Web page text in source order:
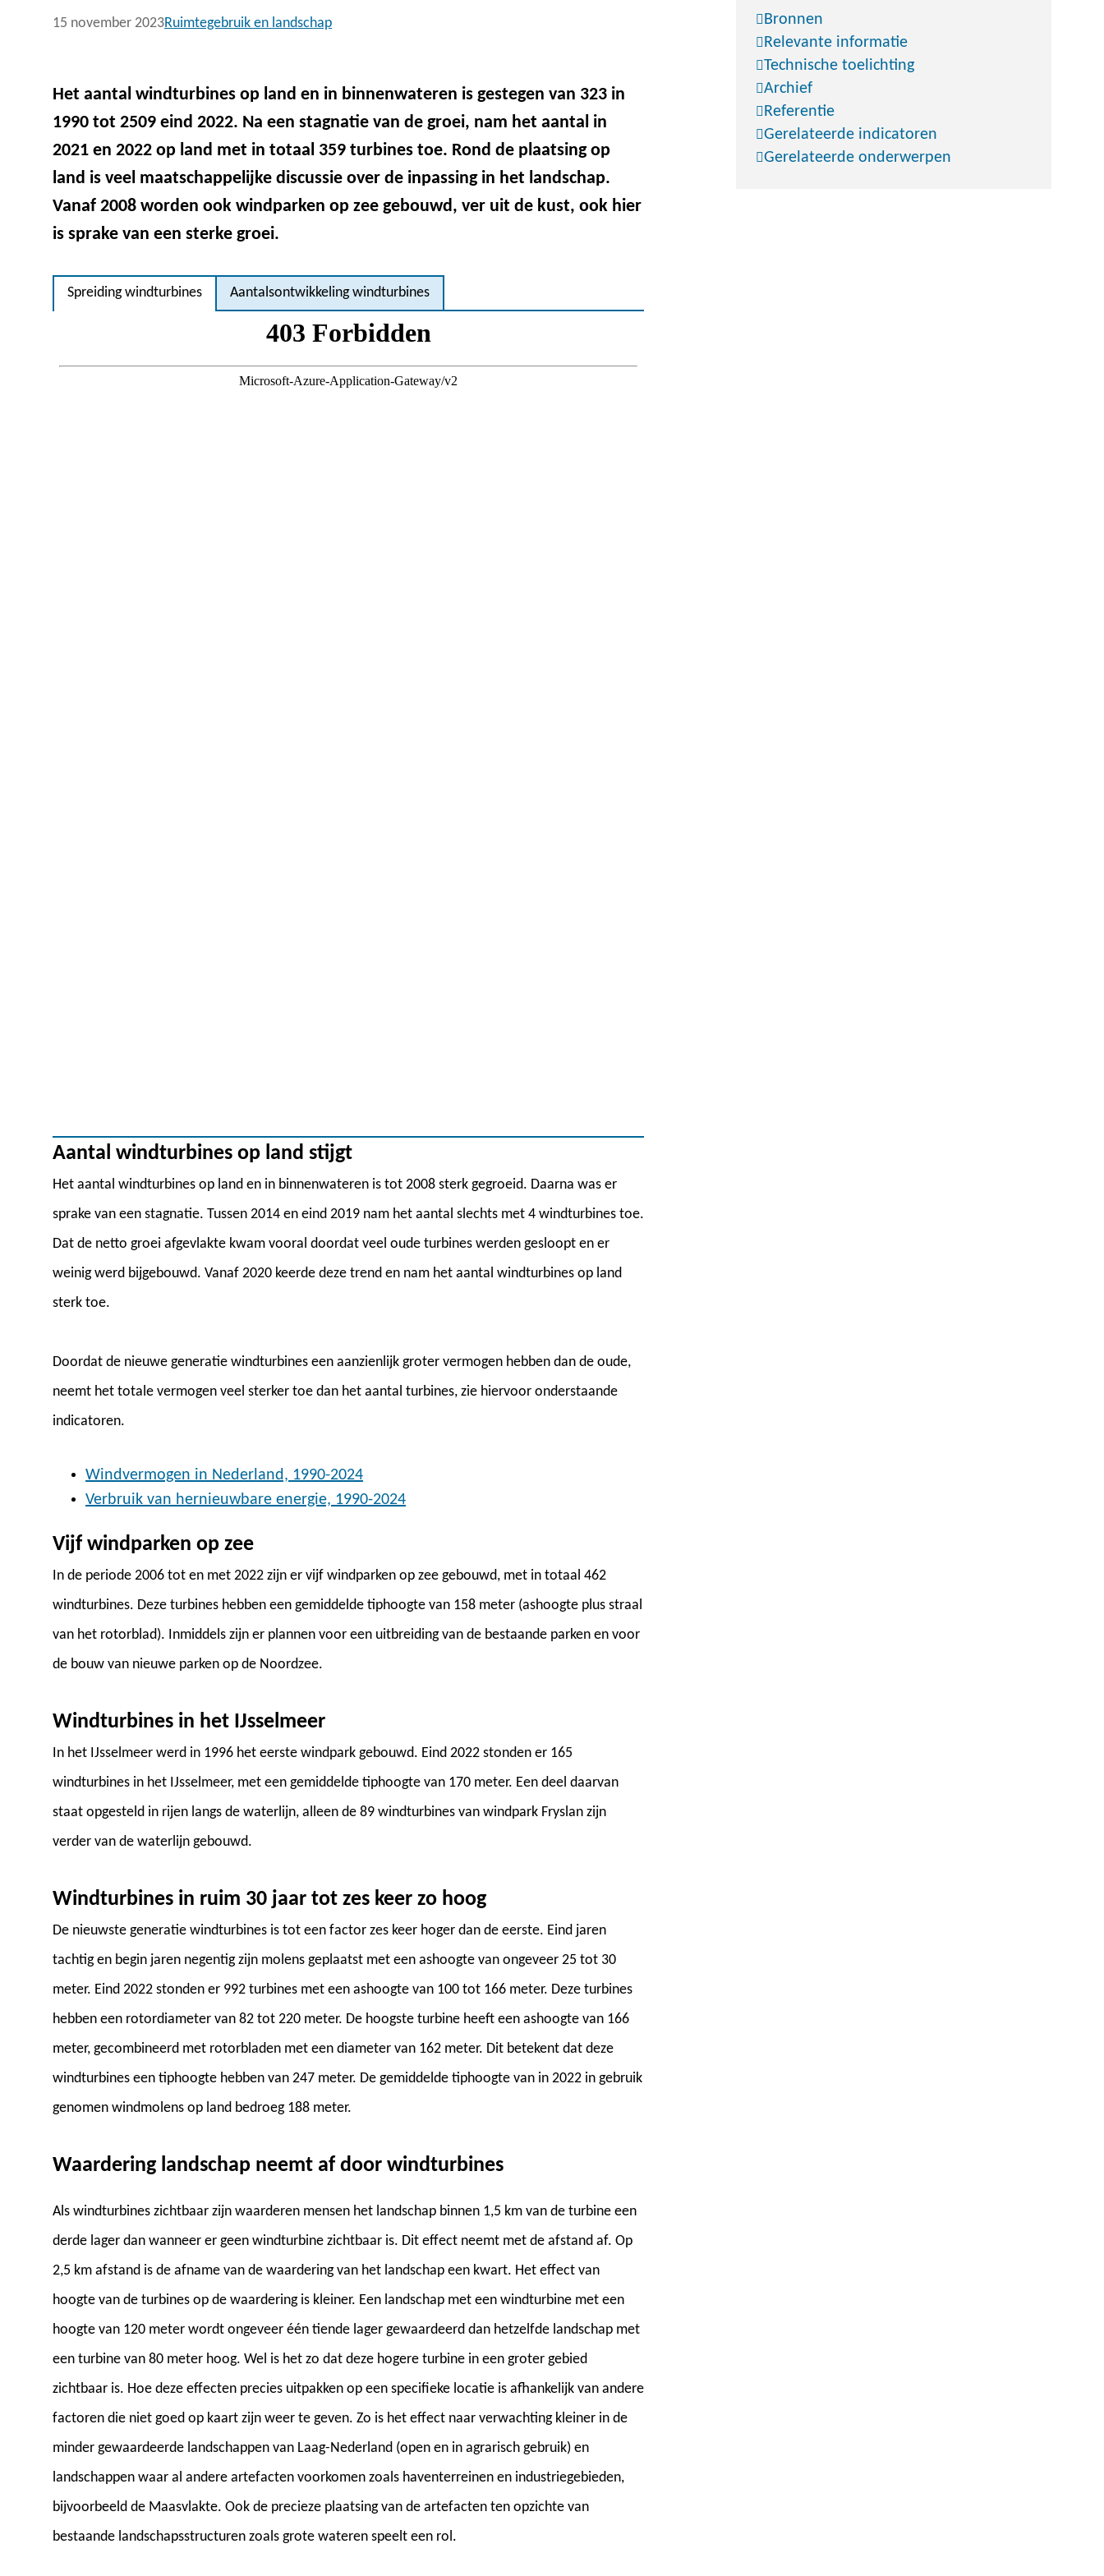
15 november 2023Ruimtegebruik en landschap
Bronnen
Relevante informatie
Technische toelichting
Archief
Referentie
Gerelateerde indicatoren
Gerelateerde onderwerpen
Het aantal windturbines op land en in binnenwateren is gestegen van 323 in
1990 tot 2509 eind 2022. Na een stagnatie van de groei, nam het aantal in
2021 en 2022 op land met in totaal 359 turbines toe. Rond de plaatsing op
land is veel maatschappelijke discussie over de inpassing in het landschap.
Vanaf 2008 worden ook windparken op zee gebouwd, ver uit de kust, ook hier
is sprake van een sterke groei.
Spreiding windturbines Aantalsontwikkeling windturbines
Aantal windturbines op land stijgt
Het aantal windturbines op land en in binnenwateren is tot 2008 sterk gegroeid. Daarna was er
sprake van een stagnatie. Tussen 2014 en eind 2019 nam het aantal slechts met 4 windturbines toe.
Dat de netto groei afgevlakte kwam vooral doordat veel oude turbines werden gesloopt en er
weinig werd bijgebouwd. Vanaf 2020 keerde deze trend en nam het aantal windturbines op land
sterk toe.
Doordat de nieuwe generatie windturbines een aanzienlijk groter vermogen hebben dan de oude,
neemt het totale vermogen veel sterker toe dan het aantal turbines, zie hiervoor onderstaande
indicatoren.
Windvermogen in Nederland, 1990-2024
Verbruik van hernieuwbare energie, 1990-2024
Vijf windparken op zee
In de periode 2006 tot en met 2022 zijn er vijf windparken op zee gebouwd, met in totaal 462
windturbines. Deze turbines hebben een gemiddelde tiphoogte van 158 meter (ashoogte plus straal
van het rotorblad). Inmiddels zijn er plannen voor een uitbreiding van de bestaande parken en voor
de bouw van nieuwe parken op de Noordzee.
Windturbines in het IJsselmeer
In het IJsselmeer werd in 1996 het eerste windpark gebouwd. Eind 2022 stonden er 165
windturbines in het IJsselmeer, met een gemiddelde tiphoogte van 170 meter. Een deel daarvan
staat opgesteld in rijen langs de waterlijn, alleen de 89 windturbines van windpark Fryslan zijn
verder van de waterlijn gebouwd.
Windturbines in ruim 30 jaar tot zes keer zo hoog
De nieuwste generatie windturbines is tot een factor zes keer hoger dan de eerste. Eind jaren
tachtig en begin jaren negentig zijn molens geplaatst met een ashoogte van ongeveer 25 tot 30
meter. Eind 2022 stonden er 992 turbines met een ashoogte van 100 tot 166 meter. Deze turbines
hebben een rotordiameter van 82 tot 220 meter. De hoogste turbine heeft een ashoogte van 166
meter, gecombineerd met rotorbladen met een diameter van 162 meter. Dit betekent dat deze
windturbines een tiphoogte hebben van 247 meter. De gemiddelde tiphoogte van in 2022 in gebruik
genomen windmolens op land bedroeg 188 meter.
Waardering landschap neemt af door windturbines
Als windturbines zichtbaar zijn waarderen mensen het landschap binnen 1,5 km van de turbine een
derde lager dan wanneer er geen windturbine zichtbaar is. Dit effect neemt met de afstand af. Op
2,5 km afstand is de afname van de waardering van het landschap een kwart. Het effect van
hoogte van de turbines op de waardering is kleiner. Een landschap met een windturbine met een
hoogte van 120 meter wordt ongeveer één tiende lager gewaardeerd dan hetzelfde landschap met
een turbine van 80 meter hoog. Wel is het zo dat deze hogere turbine in een groter gebied
zichtbaar is. Hoe deze effecten precies uitpakken op een specifieke locatie is afhankelijk van andere
factoren die niet goed op kaart zijn weer te geven. Zo is het effect naar verwachting kleiner in de
minder gewaardeerde landschappen van Laag-Nederland (open en in agrarisch gebruik) en
landschappen waar al andere artefacten voorkomen zoals haventerreinen en industriegebieden,
bijvoorbeeld de Maasvlakte. Ook de precieze plaatsing van de artefacten ten opzichte van
bestaande landschapsstructuren zoals grote wateren speelt een rol.